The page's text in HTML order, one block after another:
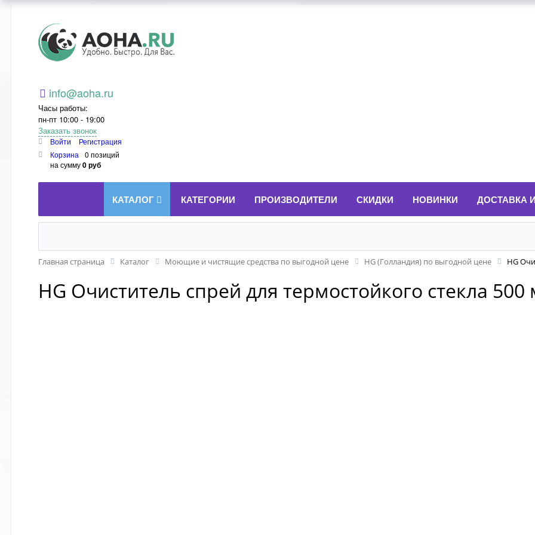
Aoha.ru
info@aoha.ru
Часы работы:
пн-пт 10:00 - 19:00
Заказать звонок
Войти
Регистрация
Корзина
0 позиций
на сумму0 руб
КАТАЛОГ КАТЕГОРИИ ПРОИЗВОДИТЕЛИ СКИДКИ НОВИНКИ ДОСТАВКА
Главная страница Каталог Моющие и чистящие средства по выгодной цене HG (Голландия) по выгодной цене HG
HG Очиститель спрей для термостойкого стекла 500